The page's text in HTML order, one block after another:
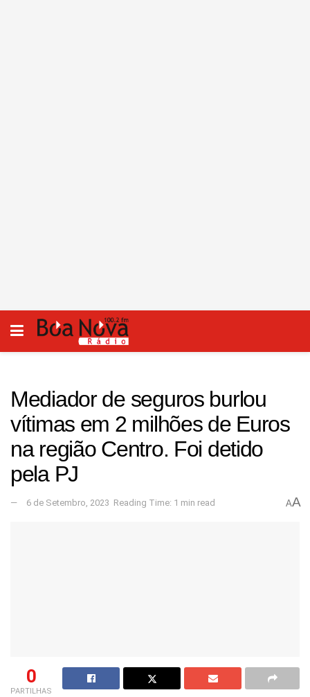
Mediador de seguros burlou
vítimas em 2 milhões de Euros
na região Centro. Foi detido
pela PJ
6 de Setembro, 2023 Reading Time: 1 min read AA
0
PARTILHAS